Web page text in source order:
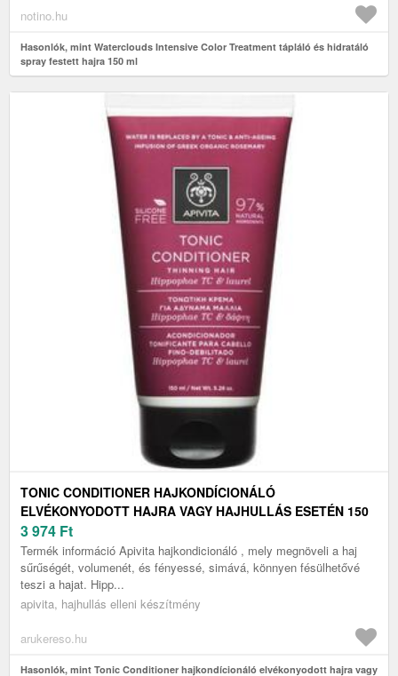
notino.hu
Hasonlók, mint Waterclouds Intensive Color Treatment tápláló és hidratáló
spray festett hajra 150 ml
TONIC CONDITIONER HAJKONDÍCIONÁLÓ
ELVÉKONYODOTT HAJRA VAGY HAJHULLÁS ESETÉN 150
ML
3 974 Ft
Termék információ Apivita hajkondicionáló , mely megnöveli a haj
sűrűségét, volumenét, és fényessé, simává, könnyen fésülhetővé
teszi a hajat. Hipp...
apivita, hajhullás elleni készítmény
arukereso.hu
Hasonlók, mint Tonic Conditioner hajkondícionáló elvékonyodott hajra vagy